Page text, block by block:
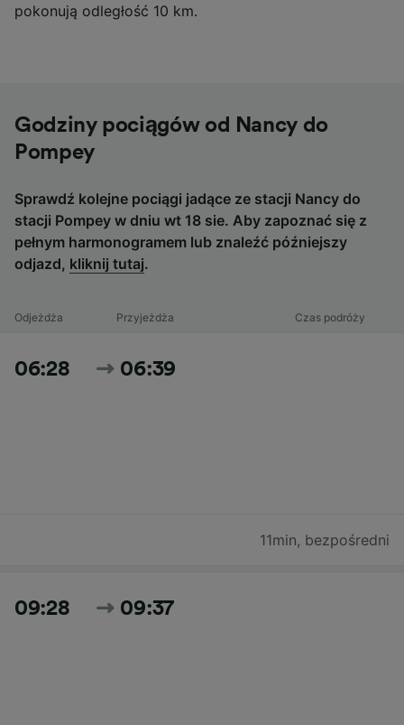
pokonują odległość 10 km.
Godziny pociągów od Nancy do
Pompey
Sprawdź kolejne pociągi jadące ze stacji Nancy do
stacji Pompey w dniu wt 18 sie. Aby zapoznać się z
pełnym harmonogramem lub znaleźć późniejszy
odjazd, kliknij tutaj.
Odjeżdża Przyjeżdża Czas podróży
06:28 06:39
11min, bezpośredni
09:28 09:37